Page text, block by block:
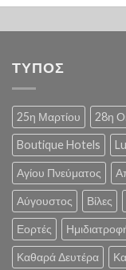
ΤΥΠΟΣ
25η Μαρτίου 28η
Boutique Hotels
Αγίου Πνεύματος
Αύγουστος Βίλες
Εορτές
Καθαρά Δευτέρα